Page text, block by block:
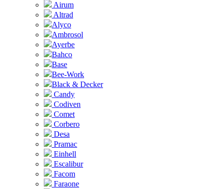
Airum
Altrad
Alyco
Ambrosol
Ayerbe
Bahco
Base
Bee-Work
Black & Decker
Candy
Codiven
Comet
Corbero
Desa
Pramac
Einhell
Escalibur
Facom
Faraone